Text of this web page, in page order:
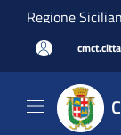
Salta al contenuto
Regione